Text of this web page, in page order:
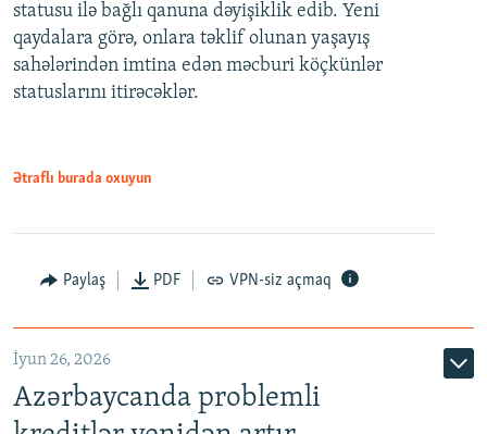
Auto 240p 360p 480p
720p 1080p
480p
720p
statusu ilə bağlı qanuna dəyişiklik edib. Yeni
qaydalara görə, onlara təklif olunan yaşayış
sahələrindən imtina edən məcburi köçkünlər
statuslarını itirəcəklər.
Ətraflı burada oxuyun
Paylaş PDF VPN-siz açmaq
İyun 26, 2026
Azərbaycanda problemli